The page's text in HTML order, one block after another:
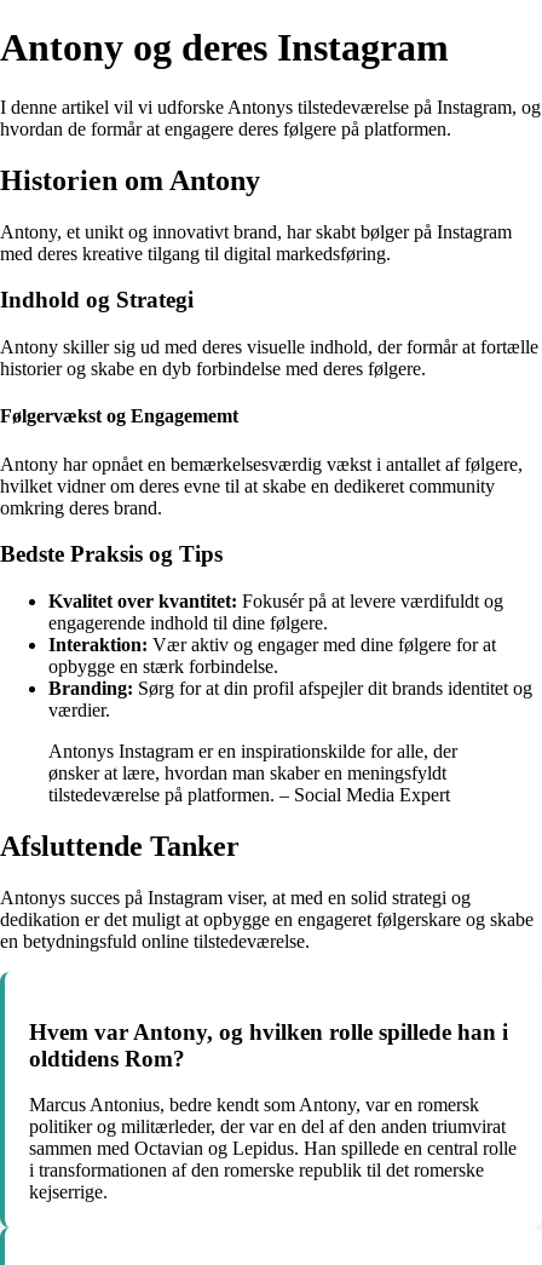
Antony og deres Instagram
I denne artikel vil vi udforske Antonys tilstedeværelse på Instagram, og
hvordan de formår at engagere deres følgere på platformen.
Historien om Antony
Antony, et unikt og innovativt brand, har skabt bølger på Instagram
med deres kreative tilgang til digital markedsføring.
Indhold og Strategi
Antony skiller sig ud med deres visuelle indhold, der formår at fortælle
historier og skabe en dyb forbindelse med deres følgere.
Følgervækst og Engagememt
Antony har opnået en bemærkelsesværdig vækst i antallet af følgere,
hvilket vidner om deres evne til at skabe en dedikeret community
omkring deres brand.
Bedste Praksis og Tips
Kvalitet over kvantitet: Fokusér på at levere værdifuldt og
engagerende indhold til dine følgere.
Interaktion: Vær aktiv og engager med dine følgere for at
opbygge en stærk forbindelse.
Branding: Sørg for at din profil afspejler dit brands identitet og
værdier.
Antonys Instagram er en inspirationskilde for alle, der
ønsker at lære, hvordan man skaber en meningsfyldt
tilstedeværelse på platformen. – Social Media Expert
Afsluttende Tanker
Antonys succes på Instagram viser, at med en solid strategi og
dedikation er det muligt at opbygge en engageret følgerskare og skabe
en betydningsfuld online tilstedeværelse.
Hvem var Antony, og hvilken rolle spillede han i
oldtidens Rom?
Marcus Antonius, bedre kendt som Antony, var en romersk
politiker og militærleder, der var en del af den anden triumvirat
sammen med Octavian og Lepidus. Han spillede en central rolle
i transformationen af den romerske republik til det romerske
kejserrige.